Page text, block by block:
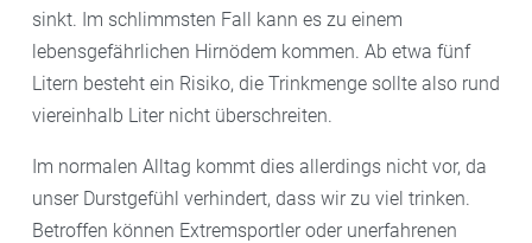
sinkt. Im schlimmsten Fall kann es zu einem
lebensgefährlichen Hirnödem kommen. Ab etwa fünf
Litern besteht ein Risiko, die Trinkmenge sollte also rund
viereinhalb Liter nicht überschreiten.
Im normalen Alltag kommt dies allerdings nicht vor, da
unser Durstgefühl verhindert, dass wir zu viel trinken.
Betroffen können Extremsportler oder unerfahrenen